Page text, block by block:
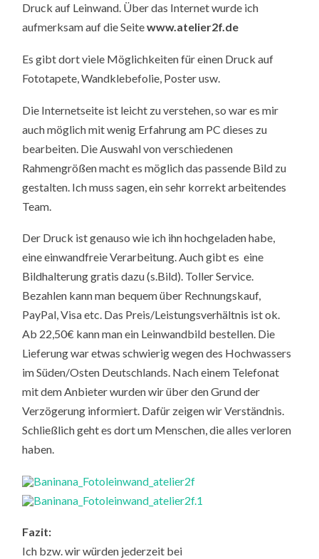
Druck auf Leinwand. Über das Internet wurde ich
aufmerksam auf die Seitewww.atelier2f.de
Es gibt dort viele Möglichkeiten für einen Druck auf
Fototapete, Wandklebefolie, Poster usw.
Die Internetseite ist leicht zu verstehen, so war es mir
auch möglich mit wenig Erfahrung am PC dieses zu
bearbeiten. Die Auswahl von verschiedenen
Rahmengrößen macht es möglich das passende Bild zu
gestalten. Ich muss sagen, ein sehr korrekt arbeitendes
Team.
Der Druck ist genauso wie ich ihn hochgeladen habe,
eine einwandfreie Verarbeitung. Auch gibt es eine
Bildhalterung gratis dazu (s.Bild). Toller Service.
Bezahlen kann man bequem über Rechnungskauf,
PayPal, Visa etc. Das Preis/Leistungsverhältnis ist ok.
Ab 22,50€ kann man ein Leinwandbild bestellen. Die
Lieferung war etwas schwierig wegen des Hochwassers
im Süden/Osten Deutschlands. Nach einem Telefonat
mit dem Anbieter wurden wir über den Grund der
Verzögerung informiert. Dafür zeigen wir Verständnis.
Schließlich geht es dort um Menschen, die alles verloren
haben.
Fazit:
Ich bzw. wir würden jederzeit bei